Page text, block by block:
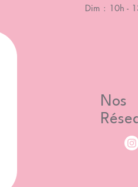
Dim : 10h -
Nos